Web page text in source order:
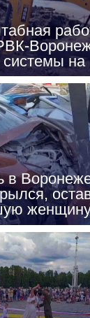
системы на
в